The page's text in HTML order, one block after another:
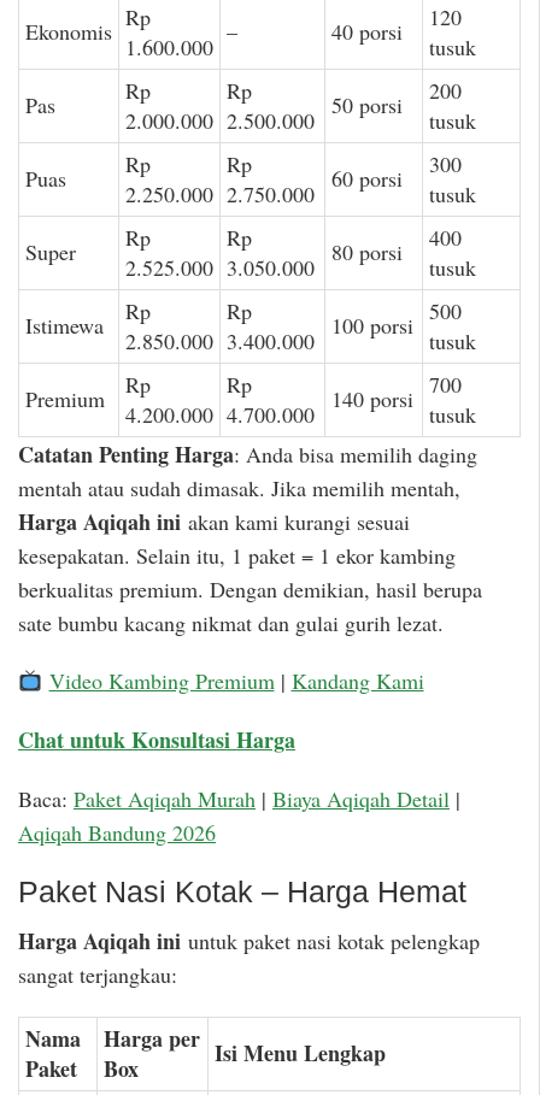
Ekonomis Rp
1.600.000
– 40 porsi
120
tusuk
Pas
Rp
2.000.000
Rp
2.500.000
50 porsi
200
tusuk
Puas
Rp
2.250.000
Rp
2.750.000
60 porsi
300
tusuk
Super
Rp
2.525.000
Rp
3.050.000
80 porsi
400
tusuk
Istimewa
Rp
2.850.000
Rp
3.400.000
100 porsi 500
tusuk
Premium
Rp
4.200.000
Rp
4.700.000
140 porsi 700
tusuk
Catatan Penting Harga: Anda bisa memilih daging
mentah atau sudah dimasak. Jika memilih mentah,
Harga Aqiqah ini akan kami kurangi sesuai
kesepakatan. Selain itu, 1 paket = 1 ekor kambing
berkualitas premium. Dengan demikian, hasil berupa
sate bumbu kacang nikmat dan gulai gurih lezat.
Video Kambing Premium| Kandang Kami
Chat untuk Konsultasi Harga
Baca: Paket Aqiqah Murah | Biaya Aqiqah Detail |
Aqiqah Bandung 2026
Paket Nasi Kotak – Harga Hemat
Harga Aqiqah ini untuk paket nasi kotak pelengkap
sangat terjangkau:
Nama
Paket
Harga per
Box
Isi Menu Lengkap